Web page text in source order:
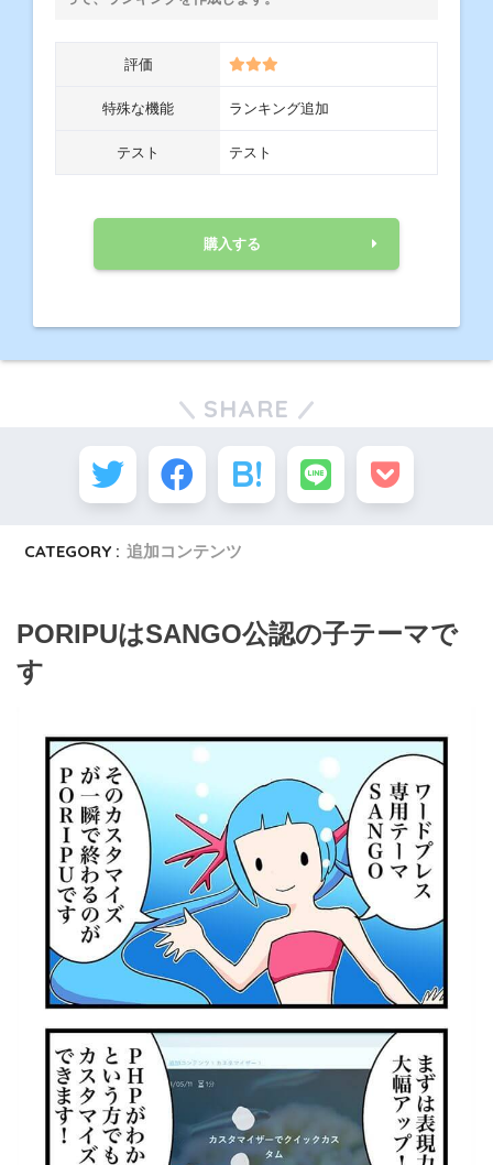
評価
特殊な機能 ランキング追加
テスト テスト
購入する
SHARE
CATEGORY : 追加コンテンツ
PORIPUはSANGO公認の子テーマで
す